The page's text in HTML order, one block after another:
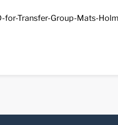
for-Transfer-Group-Mats-